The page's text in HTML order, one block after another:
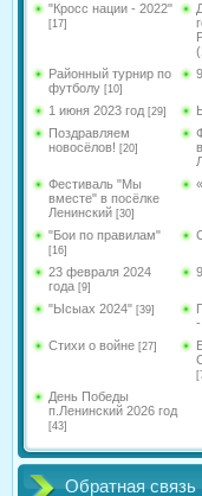
"Кросс нации - 2022"
[17]
Районный турнир по
футболу [10]
1 июня 2023 год [29]
Поздравляем
новосёлов! [20]
Фестиваль "Мы
вместе" в посёлке
Ленинский [30]
"Бои по правилам"
[16]
23 февраля 2024
года [9]
"Ысыах 2024" [39]
-
Стихи о войне [27]
День Победы
п.Ленинский 2026 год
[43]
Обратная связь